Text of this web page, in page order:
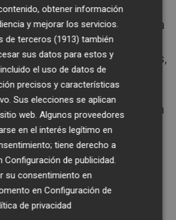
las normas europeas es una
que las empresas
las valencianas,
en su gestión. Respecto al
energética,
las empresas están en un
de preparación, pues son
experiencias de empresas
de una mayor
mediante la
fuentes energéticas
los recursos de la
obtener información
y mejorar los servicios.
de terceros (1913) también
sus datos para estos y
el uso de datos de
precisos y características
Sus elecciones se aplican
web. Algunos proveedores
en el interés legítimo en
tiene derecho a
Configuración de publicidad.
su consentimiento en
enConfiguración de
de privacidad